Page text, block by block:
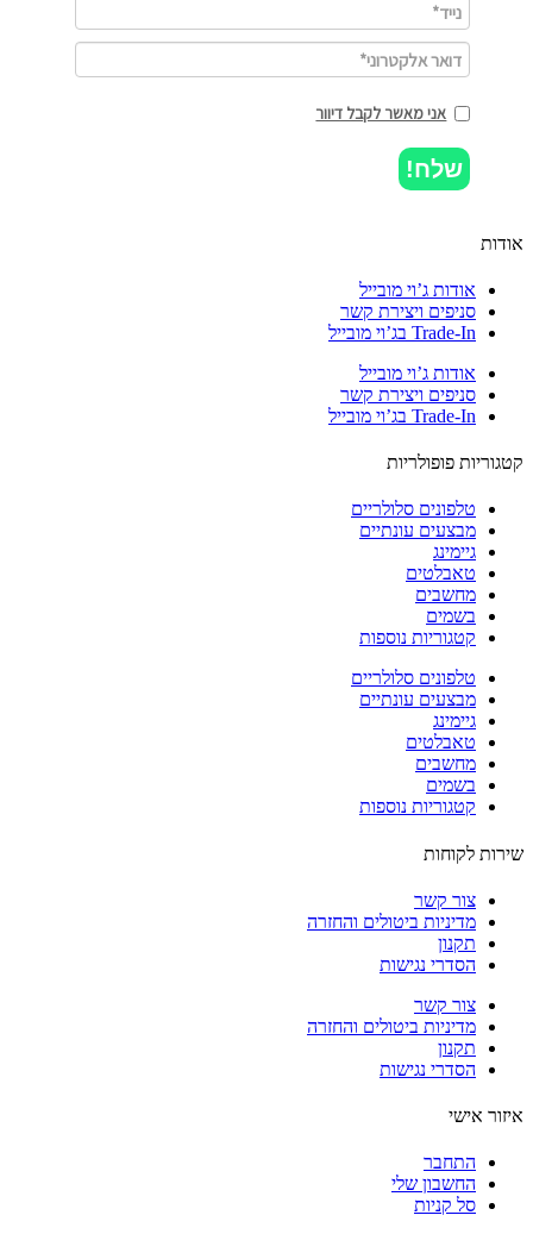
אני מאשר לקבל דיוור
שלח!
אודות ג’וי מובייל
סניפים ויצירת קשר
Trade-In בג’וי מובייל
אודות ג’וי מובייל
סניפים ויצירת קשר
Trade-In בג’וי מובייל
פופולריות
טלפונים סלולריים
מבצעים עונתיים
גיימינג
טאבלטים
מחשבים
בשמים
קטגוריות נוספות
טלפונים סלולריים
מבצעים עונתיים
גיימינג
טאבלטים
מחשבים
בשמים
קטגוריות נוספות
לקוחות
צור קשר
מדיניות ביטולים והחזרה
תקנון
הסדרי נגישות
צור קשר
מדיניות ביטולים והחזרה
תקנון
הסדרי נגישות
אישי
התחבר
החשבון שלי
סל קניות